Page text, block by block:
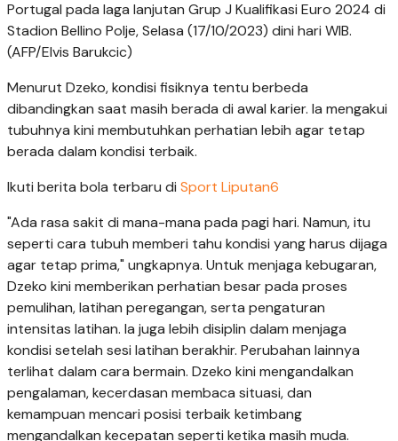
Portugal pada laga lanjutan Grup J Kualifikasi Euro 2024 di
Stadion Bellino Polje, Selasa (17/10/2023) dini hari WIB.
(AFP/Elvis Barukcic)
Menurut Dzeko, kondisi fisiknya tentu berbeda
dibandingkan saat masih berada di awal karier. Ia mengakui
tubuhnya kini membutuhkan perhatian lebih agar tetap
berada dalam kondisi terbaik.
Ikuti berita bola terbaru di Sport Liputan6
"Ada rasa sakit di mana-mana pada pagi hari. Namun, itu
seperti cara tubuh memberi tahu kondisi yang harus dijaga
agar tetap prima," ungkapnya. Untuk menjaga kebugaran,
Dzeko kini memberikan perhatian besar pada proses
pemulihan, latihan peregangan, serta pengaturan
intensitas latihan. Ia juga lebih disiplin dalam menjaga
kondisi setelah sesi latihan berakhir. Perubahan lainnya
terlihat dalam cara bermain. Dzeko kini mengandalkan
pengalaman, kecerdasan membaca situasi, dan
kemampuan mencari posisi terbaik ketimbang
mengandalkan kecepatan seperti ketika masih muda.